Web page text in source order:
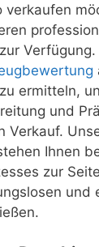
verkaufen
ermitteln,
und
Verkauf.
Ihnen
zur
und